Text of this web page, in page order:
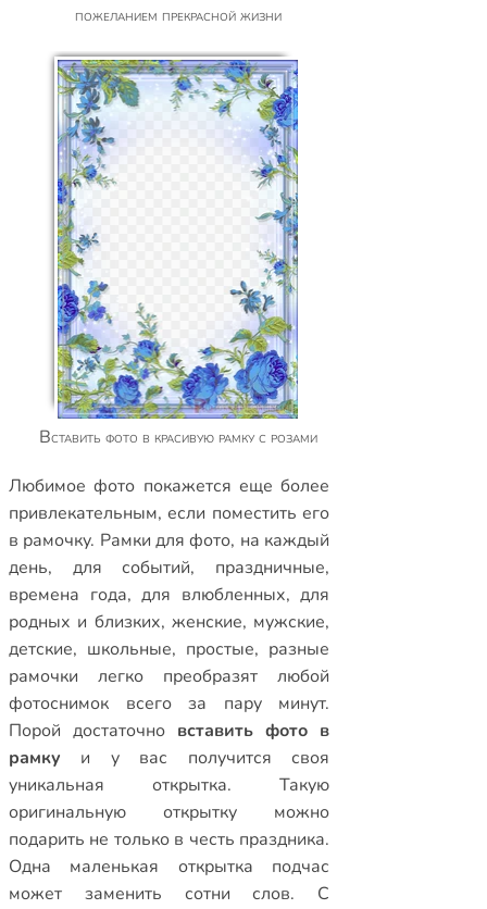
пожеланием прекрасной жизни
Вставить фото в красивую рамку с розами
Любимое фото покажется еще более
привлекательным, если поместить его
в рамочку. Рамки для фото, на каждый
день, для событий, праздничные,
времена года,для влюбленных,для
родных и близких, женские, мужские,
детские, школьные, простые, разные
рамочки легко преобразят любой
фотоснимок всего за пару минут.
Порой достаточно вставить фото в
рамку и у вас получится своя
уникальная открытка. Такую
оригинальную открытку можно
подарить не только в честь праздника.
Одна маленькая открытка подчас
может заменить сотни слов. С